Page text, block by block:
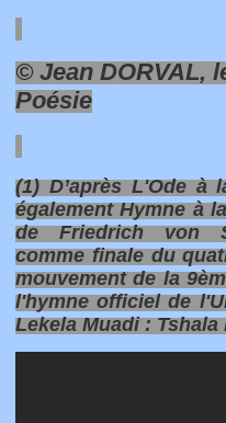
© Jean DORVAL,
Poésie
(1) D’après L'Ode à
également Hymne à
de Friedrich von
comme finale du
mouvement de la
l'hymne officiel de
Lekela Muadi : Tshala